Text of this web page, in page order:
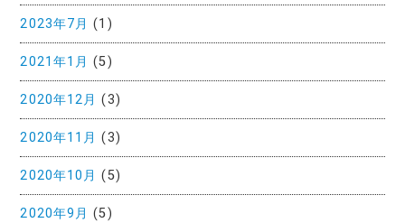
2023年7月 (1)
2021年1月 (5)
2020年12月 (3)
2020年11月 (3)
2020年10月 (5)
2020年9月 (5)